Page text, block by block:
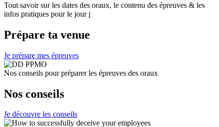
Tout savoir sur les dates des oraux, le contenu des épreuves & les
infos pratiques pour le jour j
Prépare ta venue
Je prépare mes épreuves
Nos conseils pour préparer les épreuves des oraux
Nos conseils
Je découvre les conseils